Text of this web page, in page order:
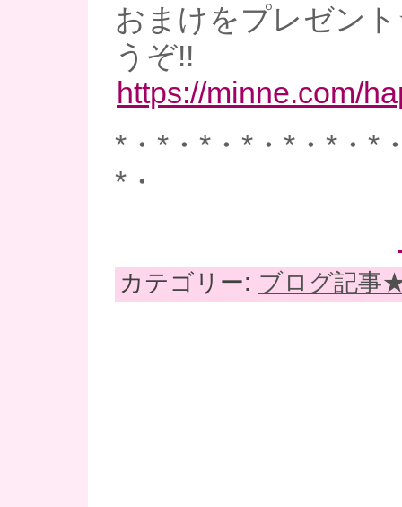
おまけをプレゼン
うぞ!!
https://minne.com/
*・*・*・*・*・*・*
*・
カテゴリー: ブログ記事